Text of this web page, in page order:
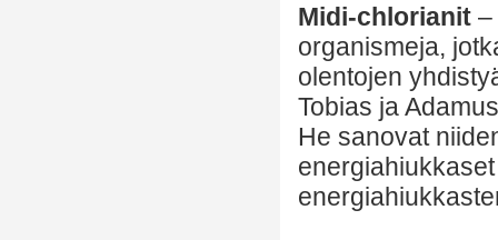
Midi-chlorianit –
organismeja,
olentojen
Tobias ja
He sanovat